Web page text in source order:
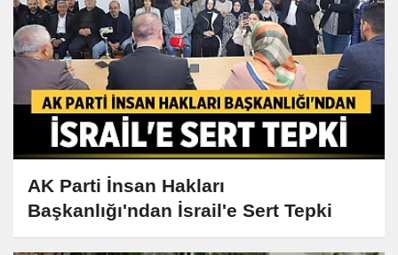
AK Parti İnsan Hakları
Başkanlığı'ndan İsrail'e Sert Tepki